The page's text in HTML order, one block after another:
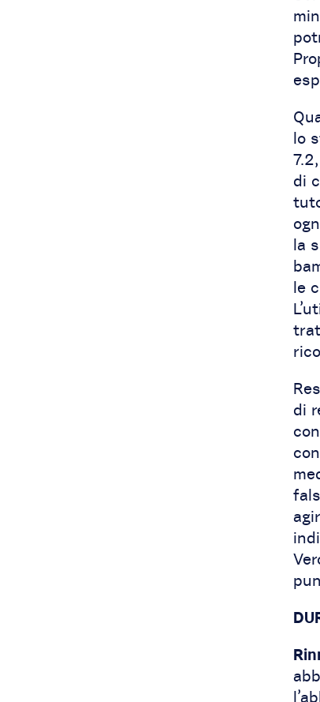
lo
di
la
le
di